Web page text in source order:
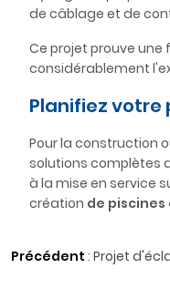
de câblage et de
Ce projet prouve
considérablement
Planifiez
Pour la construction
solutions complètes
à la mise en service
création de piscines
Précédent : Projet